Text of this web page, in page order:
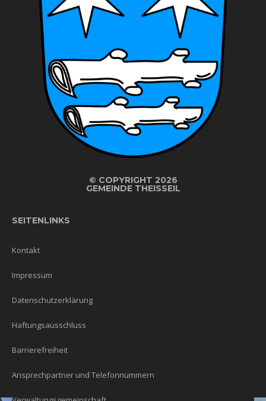
© COPYRIGHT 2026
GEMEINDE THEISSEIL
SEITENLINKS
Kontakt
Impressum
Datenschutzerklärung
Haftungsausschluss
Barrierefreiheit
Ansprechpartner und Telefonnummern